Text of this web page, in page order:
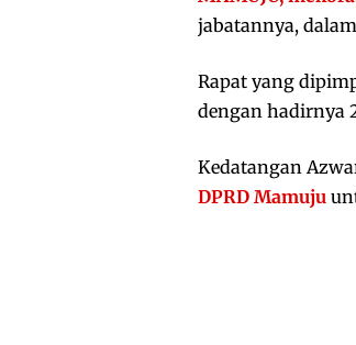
jabatannya,
Rapat yang
dengan hadirnya
Kedatangan
DPRD Mamuju